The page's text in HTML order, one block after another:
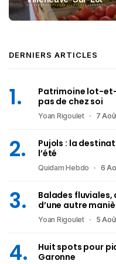
DERNIERS ARTICLES
Patrimoine lot-
pas de chez soi
Yoan Rigoulet 7
Pujols : la
l’été
Quidam Hebdo 6
Balades
d’une autre
Yoan Rigoulet 5
Huit spots pour
Garonne